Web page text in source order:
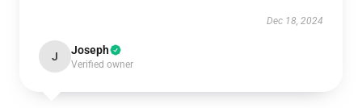
Dec 18, 2024
J Joseph
Verified owner